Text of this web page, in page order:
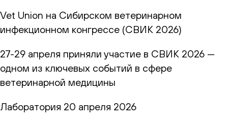
Vet Union на Сибирском ветеринарном
инфекционном конгрессе (СВИК 2026)
27-29 апреля приняли участие в СВИК 2026 —
одном из ключевых событий в сфере
ветеринарной медицины
Лаборатория 20 апреля 2026